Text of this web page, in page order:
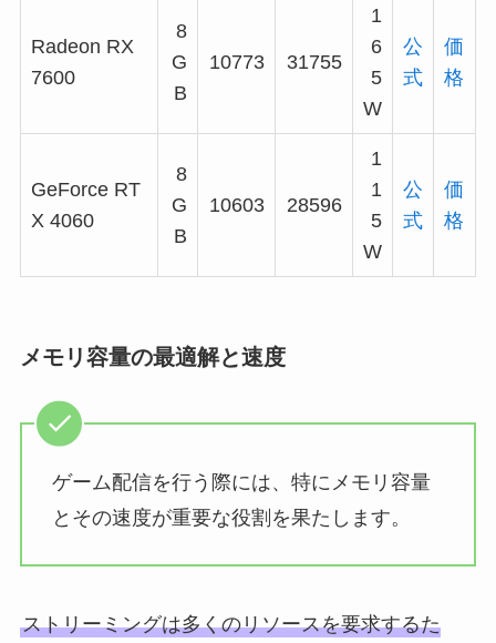
Radeon RX
7600
8
G
B
10773 31755
1
6
5
W
公
式
価
格
GeForce RT
X 4060
8
G
B
10603 28596
1
1
5
W
公
式
価
格
メモリ容量の最適解と速度
ゲーム配信を行う際には、特にメモリ容量
とその速度が重要な役割を果たします。
ストリーミングは多くのリソースを要求するた